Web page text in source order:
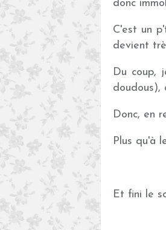
donc
C'est un
devient
Du coup,
doudous),
Donc, en
Plus qu'à
Et fini le